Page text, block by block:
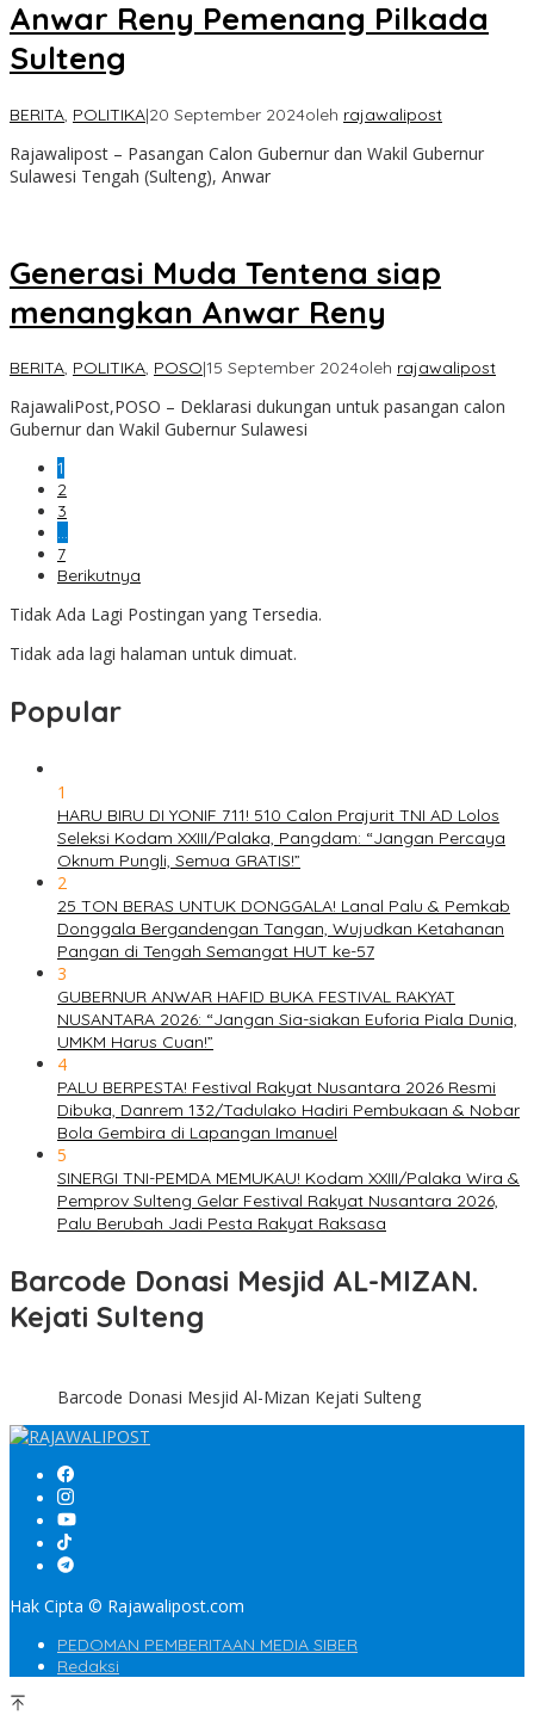
Anwar Reny Pemenang Pilkada
Sulteng
BERITA, POLITIKA|20 September 2024oleh rajawalipost
Rajawalipost – Pasangan Calon Gubernur dan Wakil Gubernur
Sulawesi Tengah (Sulteng), Anwar
Generasi Muda Tentena siap
menangkan Anwar Reny
BERITA, POLITIKA, POSO|15 September 2024oleh rajawalipost
RajawaliPost,POSO – Deklarasi dukungan untuk pasangan calon
Gubernur dan Wakil Gubernur Sulawesi
1
2
3
…
7
Berikutnya
Tidak Ada Lagi Postingan yang Tersedia.
Tidak ada lagi halaman untuk dimuat.
Popular
1
HARU BIRU DI YONIF 711! 510 Calon Prajurit TNI AD Lolos
Seleksi Kodam XXIII/Palaka, Pangdam: “Jangan Percaya
Oknum Pungli, Semua GRATIS!”
2
25 TON BERAS UNTUK DONGGALA! Lanal Palu & Pemkab
Donggala Bergandengan Tangan, Wujudkan Ketahanan
Pangan di Tengah Semangat HUT ke-57
3
GUBERNUR ANWAR HAFID BUKA FESTIVAL RAKYAT
NUSANTARA 2026: “Jangan Sia-siakan Euforia Piala Dunia,
UMKM Harus Cuan!”
4
PALU BERPESTA! Festival Rakyat Nusantara 2026 Resmi
Dibuka, Danrem 132/Tadulako Hadiri Pembukaan & Nobar
Bola Gembira di Lapangan Imanuel
5
SINERGI TNI-PEMDA MEMUKAU! Kodam XXIII/Palaka Wira &
Pemprov Sulteng Gelar Festival Rakyat Nusantara 2026,
Palu Berubah Jadi Pesta Rakyat Raksasa
Barcode Donasi Mesjid AL-MIZAN.
Kejati Sulteng
Barcode Donasi Mesjid Al-Mizan Kejati Sulteng
Hak Cipta © Rajawalipost.com
PEDOMAN PEMBERITAAN MEDIA SIBER
Redaksi